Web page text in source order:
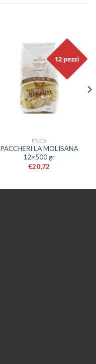
12 pezzi
FOOD
PACCHERI LA MOLISANA
12×500 gr
€20,72